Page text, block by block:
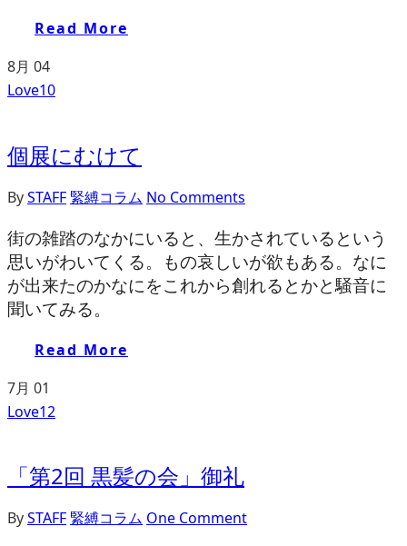
Read More
8月 04
Love10
個展にむけて
BySTAFF 緊縛コラム No Comments
街の雑踏のなかにいると、生かされているという
思いがわいてくる。もの哀しいが欲もある。なに
が出来たのかなにをこれから創れるとかと騒音に
聞いてみる。
Read More
7月 01
Love12
「第2回 黒髪の会」御礼
BySTAFF 緊縛コラム One Comment